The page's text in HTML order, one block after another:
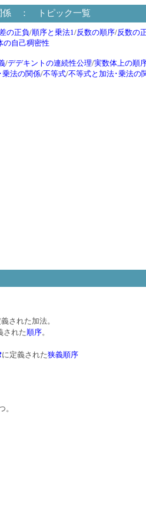
関係 ： トピック一覧
差の正負/順序と乗法1 /反数の順序/反数の
の自己稠密性
/デデキントの連続性公理/実数体上の順
乗法の関係/不等式/不等式と加法･乗法の
された加法。
された 順序。
に定義された狭義順序
。